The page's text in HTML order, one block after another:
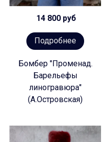
14 800 руб
Подробнее
Бомбер "Променад.
Барельефы
линогравюра"
(А.Островская)